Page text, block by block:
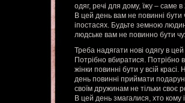
одяг, речі для дому, їжу – саме
В цей день вам не повинні бути
іпостасях. Будьте земною
людське вам не повинно бути
Треба надягати нові одягу в
Потрібно вбиратися.
жінки повинні бути у всій
день повинні приймати
своїм дружинам не тільки
В цей день змагалися, хто